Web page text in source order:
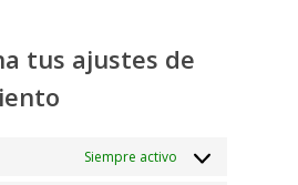
tus ajustes de
Siempre activo
Válvulas Contra-
paso de fluidos en
de conducción,
ideales para